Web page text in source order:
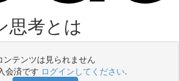
思考とは
ンテンツは見られません
会済です ログインしてください.